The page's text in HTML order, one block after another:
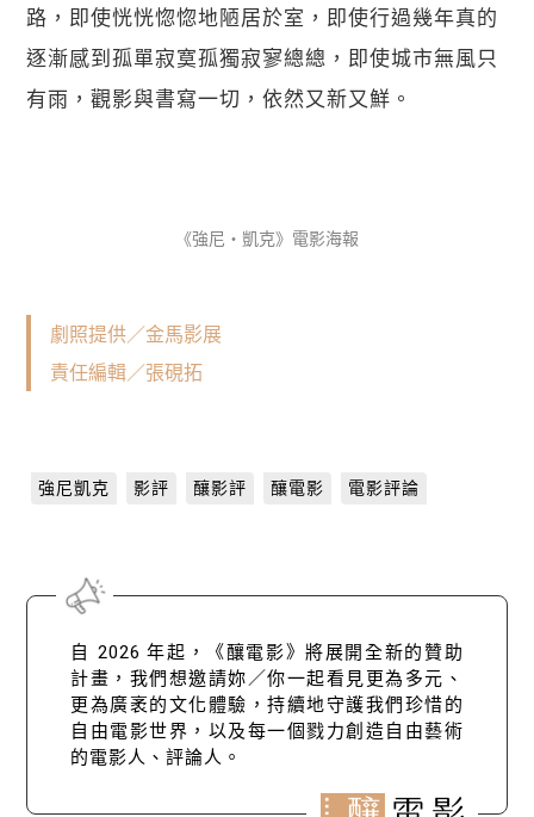
路，即使恍恍惚惚地陋居於室，即使行過幾年真的
逐漸感到孤單寂寞孤獨寂寥總總，即使城市無風只
有雨，觀影與書寫一切，依然又新又鮮。
《強尼・凱克》電影海報
劇照提供／金馬影展
責任編輯／張硯拓
強尼凱克 影評 釀影評 釀電影 電影評論
自 2026 年起，《釀電影》將展開全新的贊助
計畫，我們想邀請妳／你一起看見更為多元、
更為廣袤的文化體驗，持續地守護我們珍惜的
自由電影世界，以及每一個戮力創造自由藝術
的電影人、評論人。